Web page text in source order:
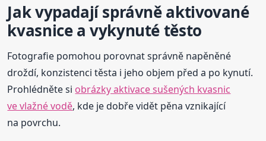
Jak vypadají správně aktivované
kvasnice a vykynuté těsto
Fotografie pomohou porovnat správně napěněné
droždí, konzistenci těsta i jeho objem před a po kynutí.
Prohlédněte si obrázky aktivace sušených kvasnic
ve vlažné vodě, kde je dobře vidět pěna vznikající
na povrchu.